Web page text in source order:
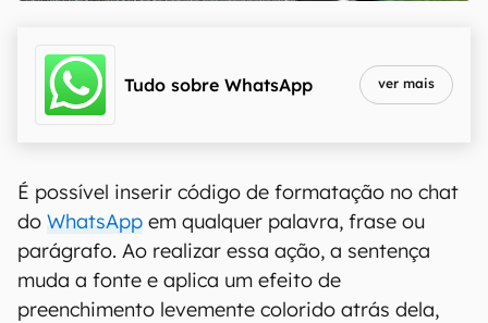
Tudo sobre WhatsApp ver mais
É possível inserir código de formatação no chat
do WhatsApp em qualquer palavra, frase ou
parágrafo. Ao realizar essa ação, a sentença
muda a fonte e aplica um efeito de
preenchimento levemente colorido atrás dela,